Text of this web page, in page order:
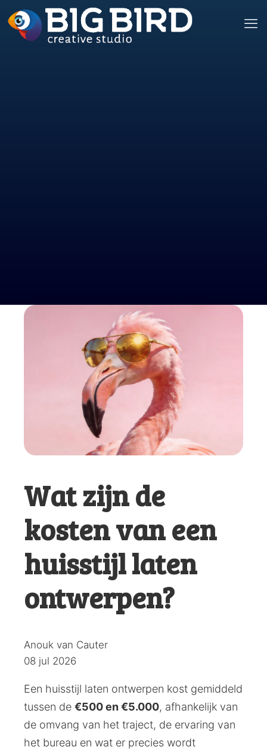
Wat zijn de
kosten van een
huisstijl laten
ontwerpen?
Posted
by:
Anouk van Cauter
08 jul 2026
Een huisstijl laten ontwerpen kost gemiddeld
tussen de €500 en €5.000, afhankelijk van
de omvang van het traject, de ervaring van
het bureau en wat er precies wordt